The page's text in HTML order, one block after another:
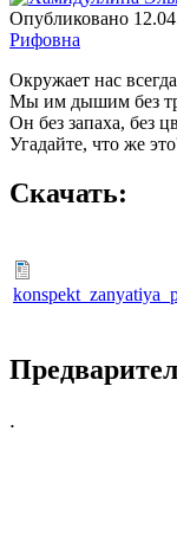
Опубликовано
Рифовна
Окружает нас
Мы им дышим без
Он без запаха, без
Угадайте, что же
Скачать:
.